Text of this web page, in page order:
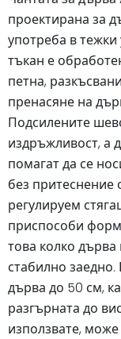
проектирана за
употреба в
тъкан е
петна,
пренасяне на
Подсилените
издръжливост, а
помагат да се
без притеснение
регулируем
приспособи
това колко
стабилно
дърва до 50 см,
разгърната до
използвате,